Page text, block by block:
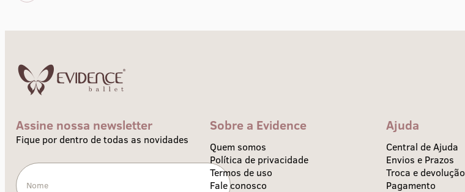
Assine nossa newsletter
Fique por dentro de todas as novidades
Sobre a Evidence
Quem somos
Política de privacidade
Termos de uso
Fale conosco
Ajuda
Central de Ajuda
Envios e Prazos
Troca e devolução
Pagamento